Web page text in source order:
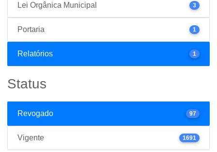
Lei Orgânica Municipal 3
Portaria 1
Relatórios 1
Status
Revogado 97
Vigente 1691